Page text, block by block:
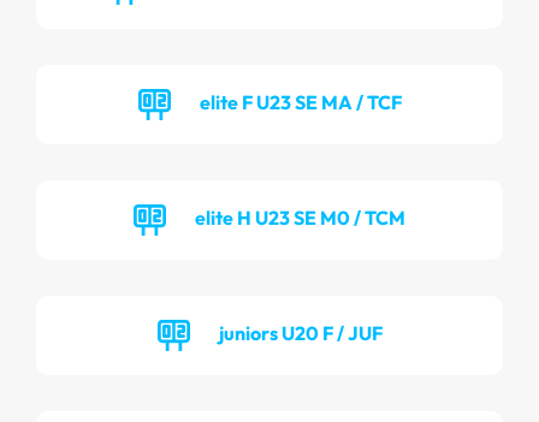
elite F U23 SE MA / TCF
elite H U23 SE M0 / TCM
juniors U20 F / JUF